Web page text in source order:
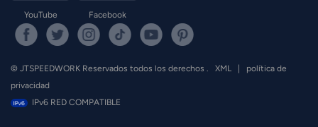
YouTube Facebook
© JTSPEEDWORK Reservados todos los derechos . XML |
política de
privacidad
IPv6 RED COMPATIBLE